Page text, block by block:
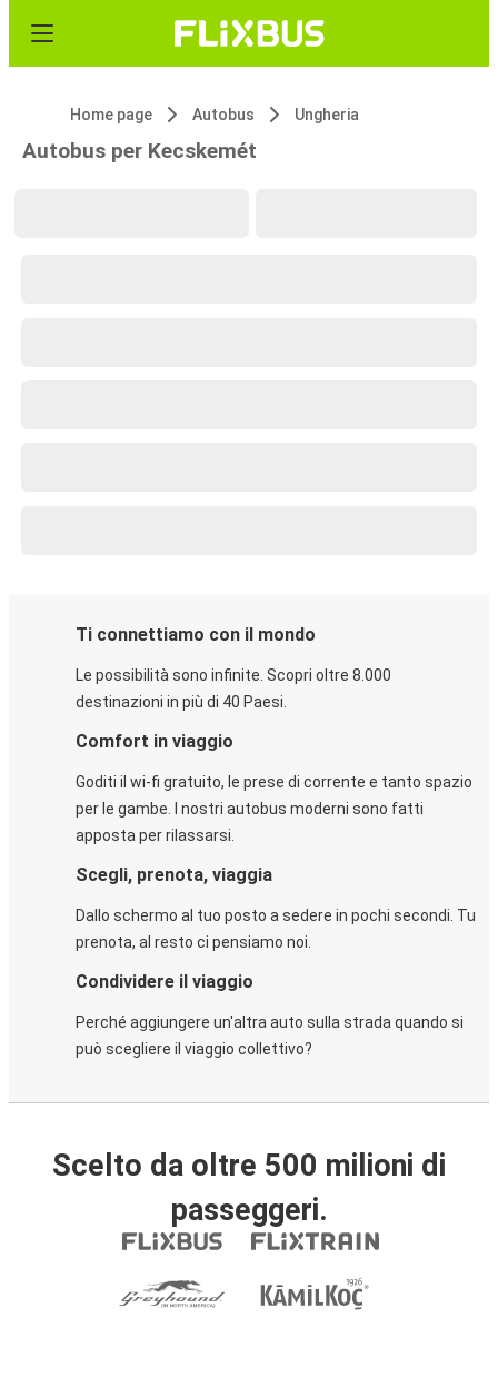
Home page Autobus Ungheria
Autobus per Kecskemét
Ti connettiamo con il mondo
Le possibilità sono infinite. Scopri oltre 8.000
destinazioni in più di 40 Paesi.
Comfort in viaggio
Goditi il wi-fi gratuito, le prese di corrente e tanto spazio
per le gambe. I nostri autobus moderni sono fatti
apposta per rilassarsi.
Scegli, prenota, viaggia
Dallo schermo al tuo posto a sedere in pochi secondi. Tu
prenota, al resto ci pensiamo noi.
Condividere il viaggio
Perché aggiungere un'altra auto sulla strada quando si
può scegliere il viaggio collettivo?
Scelto da oltre 500 milioni di
passeggeri.